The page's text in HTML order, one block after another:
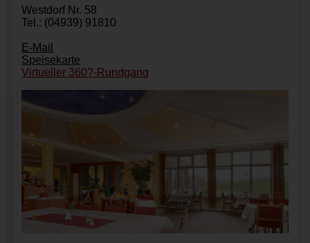
Westdorf Nr. 58
Tel.: (04939) 91810
E-Mail
Speisekarte
Virtueller 360?-Rundgang